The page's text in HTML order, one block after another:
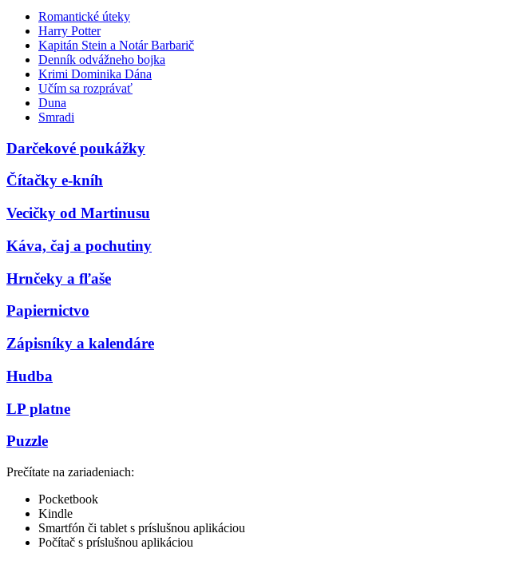
Romantické úteky
Harry Potter
Kapitán Stein a Notár Barbarič
Denník odvážneho bojka
Krimi Dominika Dána
Učím sa rozprávať
Duna
Smradi
Darčekové poukážky
Čítačky e-kníh
Vecičky od Martinusu
Káva, čaj a pochutiny
Hrnčeky a fľaše
Papiernictvo
Zápisníky a kalendáre
Hudba
LP platne
Puzzle
Prečítate na zariadeniach:
Pocketbook
Kindle
Smartfón či tablet s príslušnou aplikáciou
Počítač s príslušnou aplikáciou